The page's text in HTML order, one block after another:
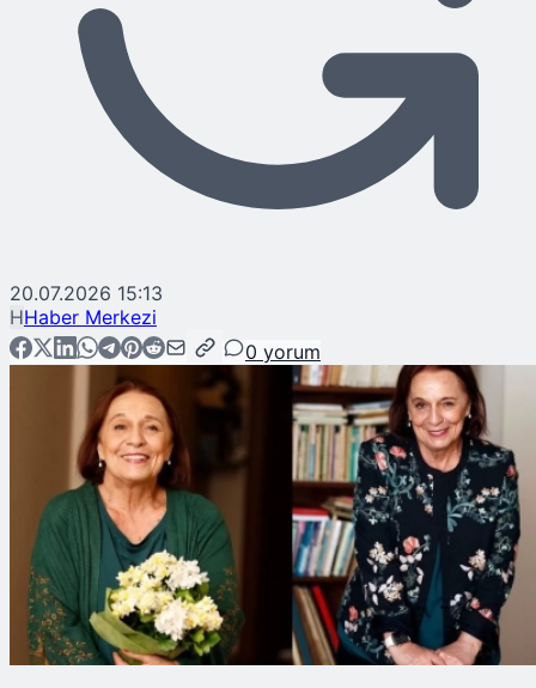
20.07.2026 15:13
HHaber Merkezi
0 yorum